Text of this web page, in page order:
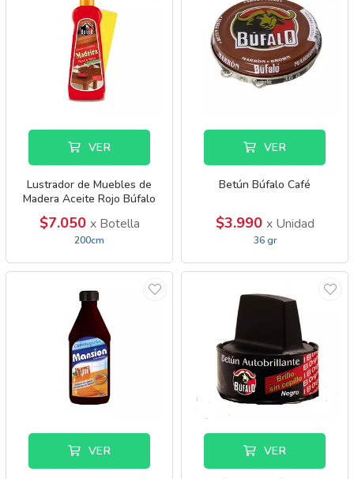
VER
Lustrador de Muebles de
Madera Aceite Rojo Búfalo
$7.050 x Botella
200cm
VER
Betún Búfalo Café
$3.990 x Unidad
36 gr
VER VER